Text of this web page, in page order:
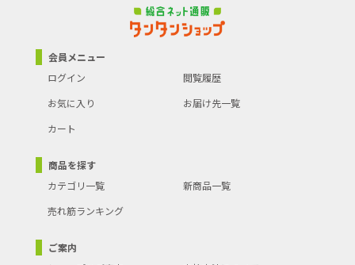
会員メニュー
ログイン
閲覧履歴
お気に入り
お届け先一覧
カート
商品を探す
カテゴリ一覧
新商品一覧
売れ筋ランキング
ご案内